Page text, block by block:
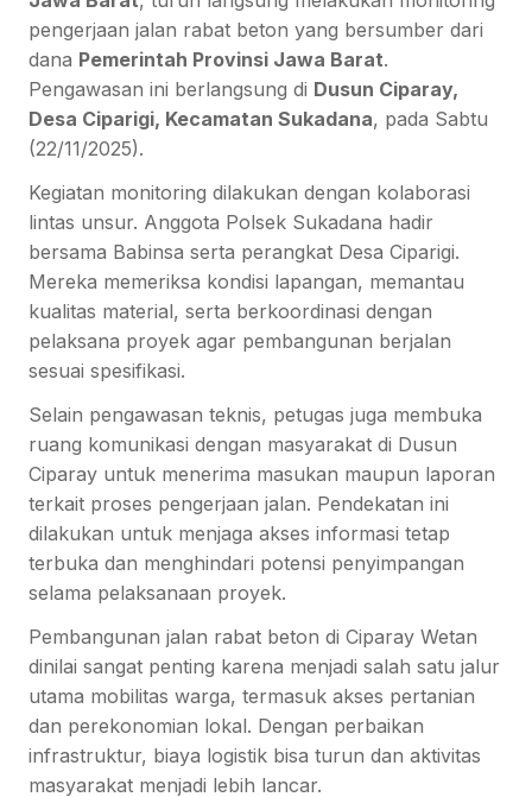
pengerjaan jalan rabat beton yang bersumber dari
dana Pemerintah Provinsi Jawa Barat.
Pengawasan ini berlangsung di Dusun Ciparay,
Desa Ciparigi, Kecamatan Sukadana, pada Sabtu
(22/11/2025).
Kegiatan monitoring dilakukan dengan kolaborasi
lintas unsur. Anggota Polsek Sukadana hadir
bersama Babinsa serta perangkat Desa Ciparigi.
Mereka memeriksa kondisi lapangan, memantau
kualitas material, serta berkoordinasi dengan
pelaksana proyek agar pembangunan berjalan
sesuai spesifikasi.
Selain pengawasan teknis, petugas juga membuka
ruang komunikasi dengan masyarakat di Dusun
Ciparay untuk menerima masukan maupun laporan
terkait proses pengerjaan jalan. Pendekatan ini
dilakukan untuk menjaga akses informasi tetap
terbuka dan menghindari potensi penyimpangan
selama pelaksanaan proyek.
Pembangunan jalan rabat beton di Ciparay Wetan
dinilai sangat penting karena menjadi salah satu jalur
utama mobilitas warga, termasuk akses pertanian
dan perekonomian lokal. Dengan perbaikan
infrastruktur, biaya logistik bisa turun dan aktivitas
masyarakat menjadi lebih lancar.